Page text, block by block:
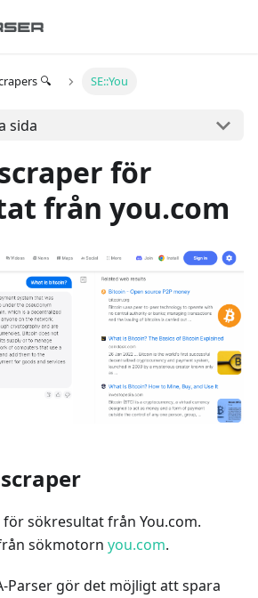
🔍 SE::You
sida
för
från you.com
för sökresultat från You.com.
sökmotorn you.com.
Parser gör det möjligt att spara